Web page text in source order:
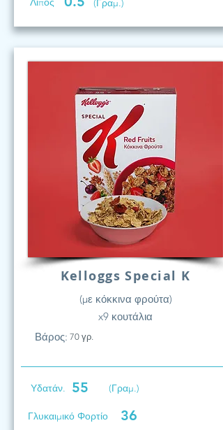
(Γραμ.)
Kelloggs Special K
(με κόκκινα φρούτα)
x9 κουτάλια
Βάρος: 70 γρ.
Υδατάν. 55 (Γραμ.)
Γλυκαιμικό Φορτίο 36